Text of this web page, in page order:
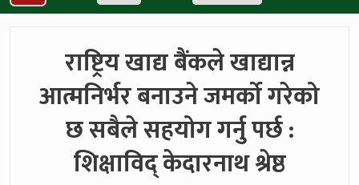
राष्ट्रिय खाद्य बैंकले खाद्यान्न
आत्मनिर्भर बनाउने जमर्को गरेको
छ सबैले सहयोग गर्नु पर्छ :
शिक्षाविद् केदारनाथ श्रेष्ठ